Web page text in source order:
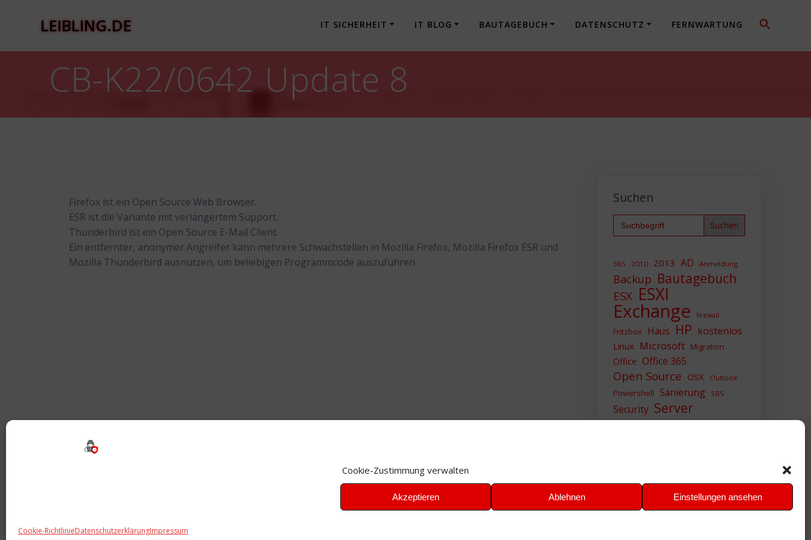
Cookie-Zustimmung verwalten
Akzeptieren Ablehnen Einstellungen ansehen
Cookie-RichtlinieDatenschutzerklärungImpressum
LEIBLING.DE IT SICHERHEIT IT BLOG BAUTAGEBUCH DATENSCHUTZ FERNWARTUNG
CB-K22/0642 Update 8
Firefox ist ein Open Source Web Browser.
ESR ist die Variante mit verlängertem Support.
Thunderbird ist ein Open Source E-Mail Client.
Ein entfernter, anonymer Angreifer kann mehrere Schwachstellen in Mozilla Firefox, Mozilla Firefox ESR und
Mozilla Thunderbird ausnutzen, um beliebigen Programmcode auszuführen.
Suchen
Search
for:
365 2010 2013 AD Anmeldung
Backup Bautagebuch
ESX ESXI
Exchange firewall
Fritzbox Haus HP kostenlos
Linux Microsoft Migration
Office Office 365
Open Source OSX Outlook
Powershell Sanierung SBS
Security Server
Sicherheit SIEM
VMWare VPN WAZUH
Windows Zertifikat